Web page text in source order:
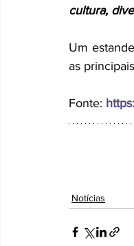
cultura,
Um
as
Fonte:
Notícias